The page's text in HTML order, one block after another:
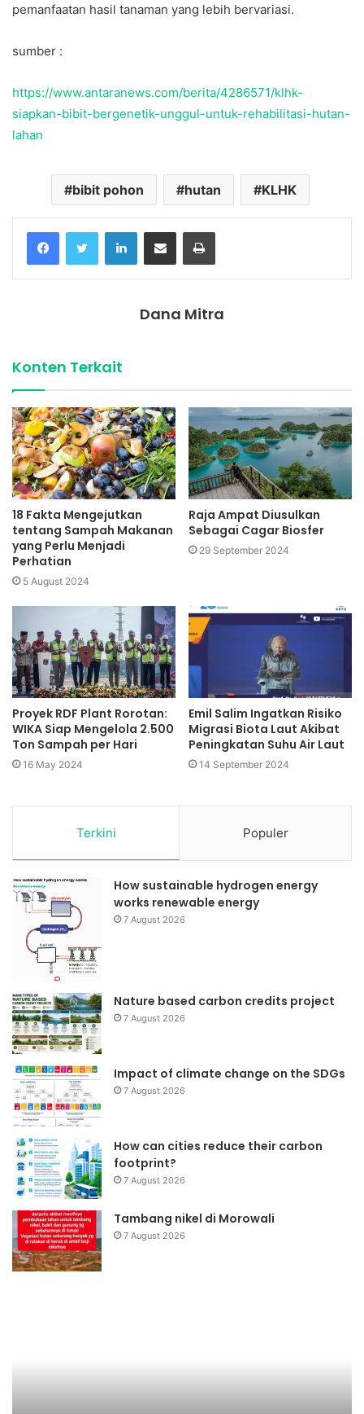
pemanfaatan hasil tanaman yang lebih bervariasi.
sumber :
https://www.antaranews.com/berita/4286571/klhk-
siapkan-bibit-bergenetik-unggul-untuk-rehabilitasi-hutan-
lahan
bibit pohon hutan KLHK
FacebookTwitter LinkedInShare via Email Print
Dana Mitra
Konten Terkait
18 Fakta Mengejutkan
tentang Sampah Makanan
yang Perlu Menjadi
Perhatian
5 August 2024
Raja Ampat Diusulkan
Sebagai Cagar Biosfer
29 September 2024
Proyek RDF Plant Rorotan:
WIKA Siap Mengelola 2.500
Ton Sampah per Hari
16 May 2024
Emil Salim Ingatkan Risiko
Migrasi Biota Laut Akibat
Peningkatan Suhu Air Laut
14 September 2024
Terkini Populer
How sustainable hydrogen energy
works renewable energy
7 August 2026
Nature based carbon credits project
7 August 2026
Impact of climate change on the SDGs
7 August 2026
How can cities reduce their carbon
footprint?
7 August 2026
Tambang nikel di Morowali
7 August 2026